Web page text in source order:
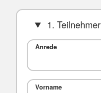
1. Teilnehmer
Anrede
Vorname